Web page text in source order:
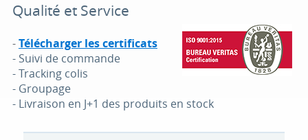
Qualité et Service
-Télécharger les certificats
- Suivi de commande
- Tracking colis
- Groupage
- Livraison en J+1 des produits en stock